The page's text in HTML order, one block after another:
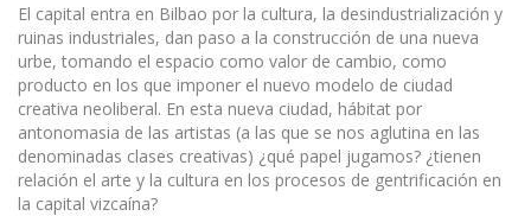
El capital entra en Bilbao por la cultura, la desindustrialización y
ruinas industriales, dan paso a la construcción de una nueva
urbe, tomando el espacio como valor de cambio, como
producto en los que imponer el nuevo modelo de ciudad
creativa neoliberal. En esta nueva ciudad, hábitat por
antonomasia de las artistas (a las que se nos aglutina en las
denominadas clases creativas) ¿qué papel jugamos? ¿tienen
relación el arte y la cultura en los procesos de gentrificación en
la capital vizcaína?